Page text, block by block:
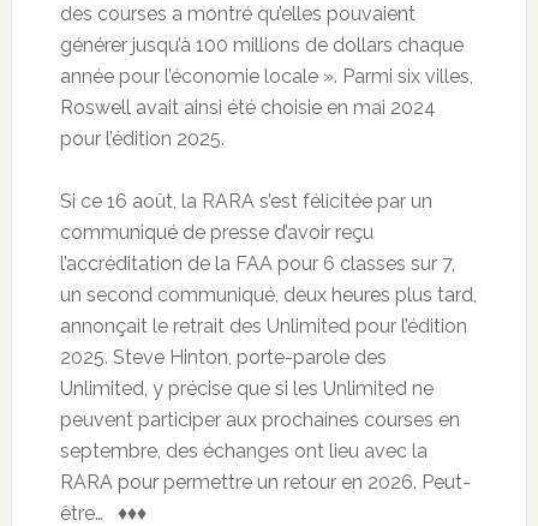
des courses a montré qu’elles pouvaient
générer jusqu’à 100 millions de dollars chaque
année pour l’économie locale ». Parmi six villes,
Roswell avait ainsi été choisie en mai 2024
pour l’édition 2025.
Si ce 16 août, la RARA s’est félicitée par un
communiqué de presse d’avoir reçu
l’accréditation de la FAA pour 6 classes sur 7,
un second communiqué, deux heures plus tard,
annonçait le retrait des Unlimited pour l’édition
2025. Steve Hinton, porte-parole des
Unlimited, y précise que si les Unlimited ne
peuvent participer aux prochaines courses en
septembre, des échanges ont lieu avec la
RARA pour permettre un retour en 2026. Peut-
être… ♦♦♦